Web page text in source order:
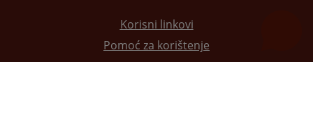
Korisni linkovi
Pomoć za korištenje
Mapa stranice